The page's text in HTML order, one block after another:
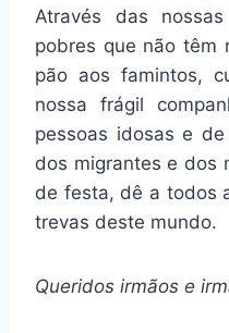
Através das
pobres que não têm
pão aos famintos,
nossa frágil
pessoas idosas e
dos migrantes e dos
de festa, dê a todos
trevas deste mundo.
Queridos irmãos e